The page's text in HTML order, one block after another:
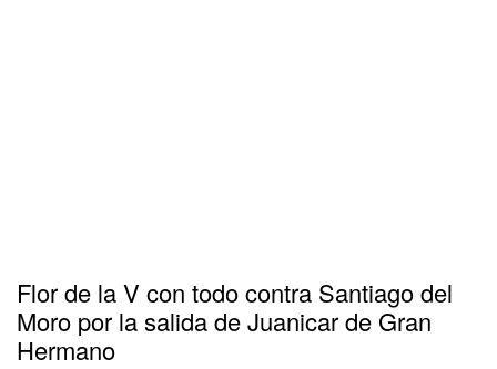
Flor de la V con todo contra Santiago del
Moro por la salida de Juanicar de Gran
Hermano